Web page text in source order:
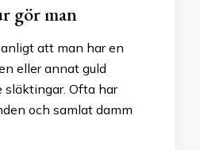
gör man
att man har en
eller annat guld
släktingar. Ofta har
och samlat damm